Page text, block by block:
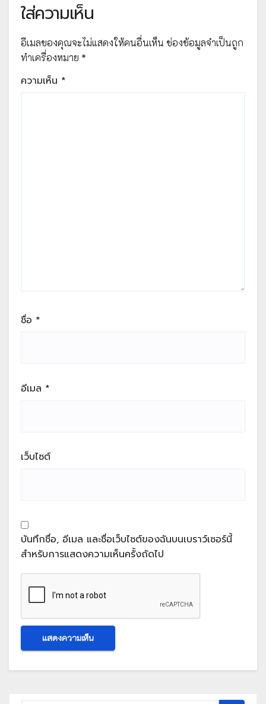
ใส่ความเห็น
อีเมลของคุณจะไม่แสดงให้คนอื่นเห็น ช่องข้อมูลจำเป็นถูก
ทำเครื่องหมาย *
ความเห็น *
ชื่อ *
อีเมล *
เว็บไซต์
บันทึกชื่อ, อีเมล และชื่อเว็บไซต์ของฉันบนเบราว์เซอร์นี้
สำหรับการแสดงความเห็นครั้งถัดไป